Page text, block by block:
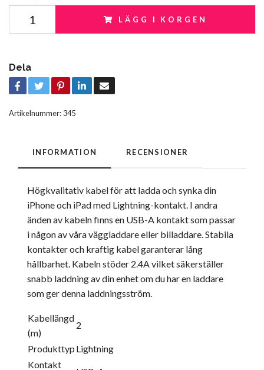
LÄGG I KORGEN
Dela
Artikelnummer: 345
INFORMATION RECENSIONER
Högkvalitativ kabel för att ladda och synka din
iPhone och iPad med Lightning-kontakt. I andra
änden av kabeln finns en USB-A kontakt som passar
i någon av våra väggladdare eller billaddare. Stabila
kontakter och kraftig kabel garanterar lång
hållbarhet. Kabeln stöder 2.4A vilket säkerställer
snabb laddning av din enhet om du har en laddare
som ger denna laddningsström.
Kabellängd
(m)
2
Produkttyp Lightning
Kontakt